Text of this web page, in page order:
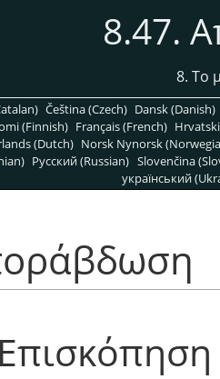
8.47.
8. Το
Čeština (Czech) Dansk (Danish)
(Finnish) Français (French)
(Dutch) Norsk Nynorsk
Pусский (Russian) Slovenčina
український